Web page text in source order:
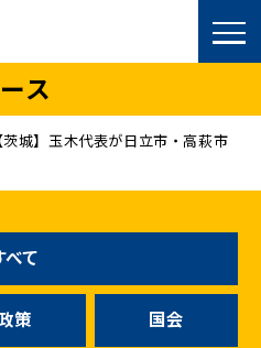
ス
茨城】玉木代表が日立市・高萩市
べて
策 国会